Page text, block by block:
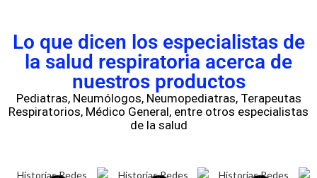
Lo que dicen los especialistas de
la salud respiratoria acerca de
nuestros productos
Pediatras, Neumólogos, Neumopediatras, Terapeutas
Respiratorios, Médico General, entre otros especialistas
de la salud